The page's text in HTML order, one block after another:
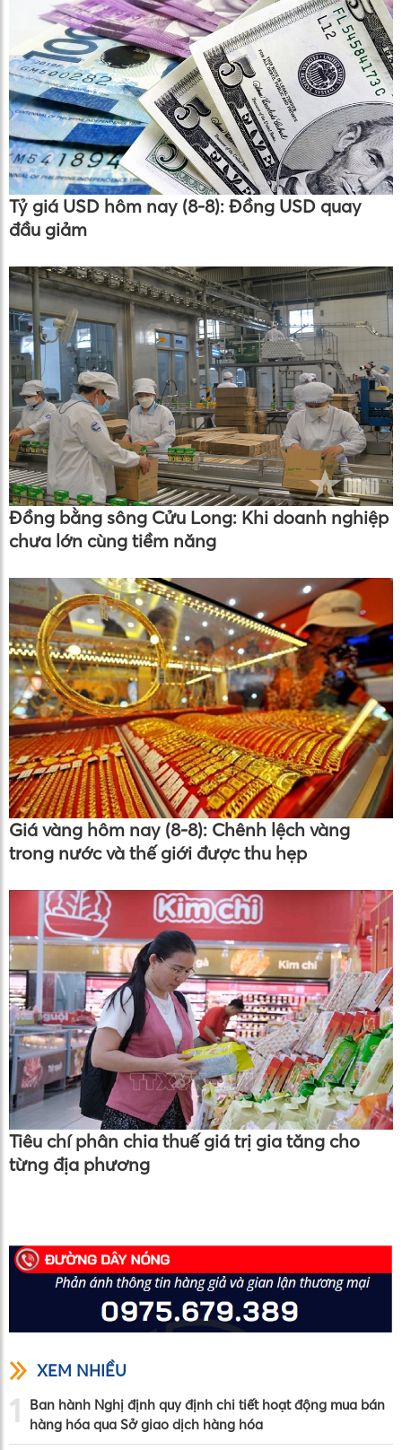
Tỷ giá USD hôm nay (8-8): Đồng USD quay
đầu giảm
Đồng bằng sông Cửu Long: Khi doanh nghiệp
chưa lớn cùng tiềm năng
Giá vàng hôm nay (8-8): Chênh lệch vàng
trong nước và thế giới được thu hẹp
Tiêu chí phân chia thuế giá trị gia tăng cho
từng địa phương
XEM NHIỀU
1
Ban hành Nghị định quy định chi tiết hoạt động mua bán
hàng hóa qua Sở giao dịch hàng hóa